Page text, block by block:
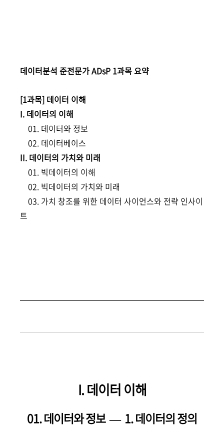
데이터분석 준전문가 ADsP 1과목 요약
[1과목] 데이터 이해
I. 데이터의 이해
01. 데이터와 정보
02. 데이터베이스
II. 데이터의 가치와 미래
01. 빅데이터의 이해
02. 빅데이터의 가치와 미래
03. 가치 창조를 위한 데이터 사이언스와 전략 인사이
트
I. 데이터 이해
01. 데이터와 정보 — 1. 데이터의 정의